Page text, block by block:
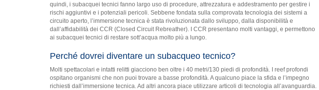
quindi, i subacquei tecnici fanno largo uso di procedure, attrezzatura e addestramento per gestire i
rischi aggiuntivi e i potenziali pericoli. Sebbene fondata sulla comprovata tecnologia dei sistemi a
circuito aperto, l’immersione tecnica è stata rivoluzionata dallo sviluppo, dalla disponibilità e
dall’affidabilità dei CCR (Closed Circuit Rebreather). I CCR presentano molti vantaggi, e permettono
ai subacquei tecnici di restare sott’acqua molto più a lungo.
Perché dovrei diventare un subacqueo tecnico?
Molti spettacolari e intatti relitti giacciono ben oltre i 40 metri/130 piedi di profondità. I reef profondi
ospitano organismi che non puoi trovare a basse profondità. A qualcuno piace la sfida e l’impegno
richiesti dall’immersione tecnica. Ad altri ancora piace utilizzare articoli di tecnologia all’avanguardia.